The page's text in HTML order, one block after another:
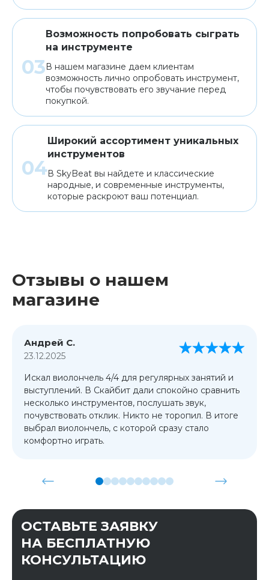
Возможность попробовать сыграть
на инструменте
В нашем магазине даем клиентам
возможность лично опробовать инструмент,
чтобы почувствовать его звучание перед
покупкой.
Широкий ассортимент уникальных
инструментов
В SkyBeat вы найдете и классические
народные, и современные инструменты,
которые раскроют ваш потенциал.
Отзывы о нашем
магазине
Андрей С.
23.12.2025
Искал виолончель 4/4 для регулярных занятий и
выступлений. В Скайбит дали спокойно сравнить
несколько инструментов, послушать звук,
почувствовать отклик. Никто не торопил. В итоге
выбрал виолончель, с которой сразу стало
комфортно играть.
ОСТАВЬТЕ ЗАЯВКУ
НА БЕСПЛАТНУЮ
КОНСУЛЬТАЦИЮ